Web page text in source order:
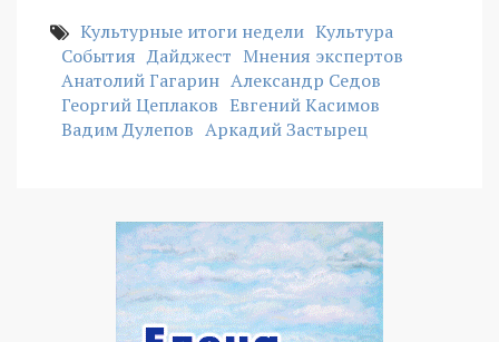
Культурные итоги недели Культура
События Дайджест Мнения экспертов
Анатолий Гагарин Александр Седов
Георгий Цеплаков Евгений Касимов
Вадим Дулепов Аркадий Застырец